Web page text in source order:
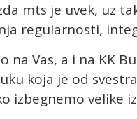
mts je uvek, uz
regularnosti,
na Vas, a i na KK
koja je od
izbegnemo velike